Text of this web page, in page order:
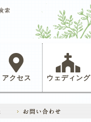
アクセス ウェディング